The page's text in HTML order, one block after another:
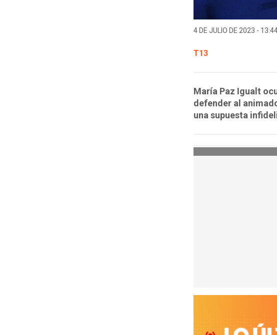
4 DE JULIO DE 2023 -
T13
María Paz Igualt
defender al
una supuesta